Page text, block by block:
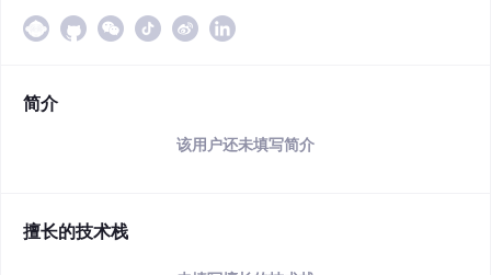
简介
该用户还未填写简介
擅长的技术栈